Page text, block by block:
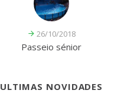
26/10/2018
Passeio sénior
ULTIMAS NOVIDADES